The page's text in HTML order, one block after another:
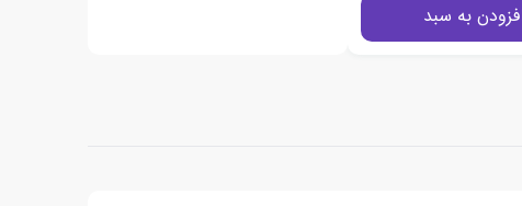
به سبد